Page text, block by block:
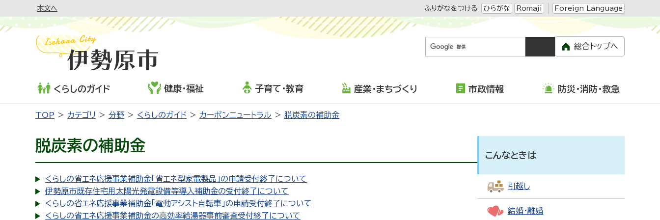
本文へ ふりがなをつける ひらがな Romaji Foreign Language
総合トップへ
くらしのガイド 健康・福祉 子育て・教育 産業・まちづくり 市政情報 防災・消防・救急
TOP カテゴリ 分野 くらしのガイド カーボンニュートラル 脱炭素の補助金
脱炭素の補助金
くらしの省エネ応援事業補助金「省エネ型家電製品」の申請受付終了について
伊勢原市既存住宅用太陽光発電設備等導入補助金の受付終了について
くらしの省エネ応援事業補助金「電動アシスト自転車」の申請受付終了について
くらしの省エネ応援事業補助金の高効率給湯器事前審査受付終了について
こんなときは
引越し
結婚・離婚